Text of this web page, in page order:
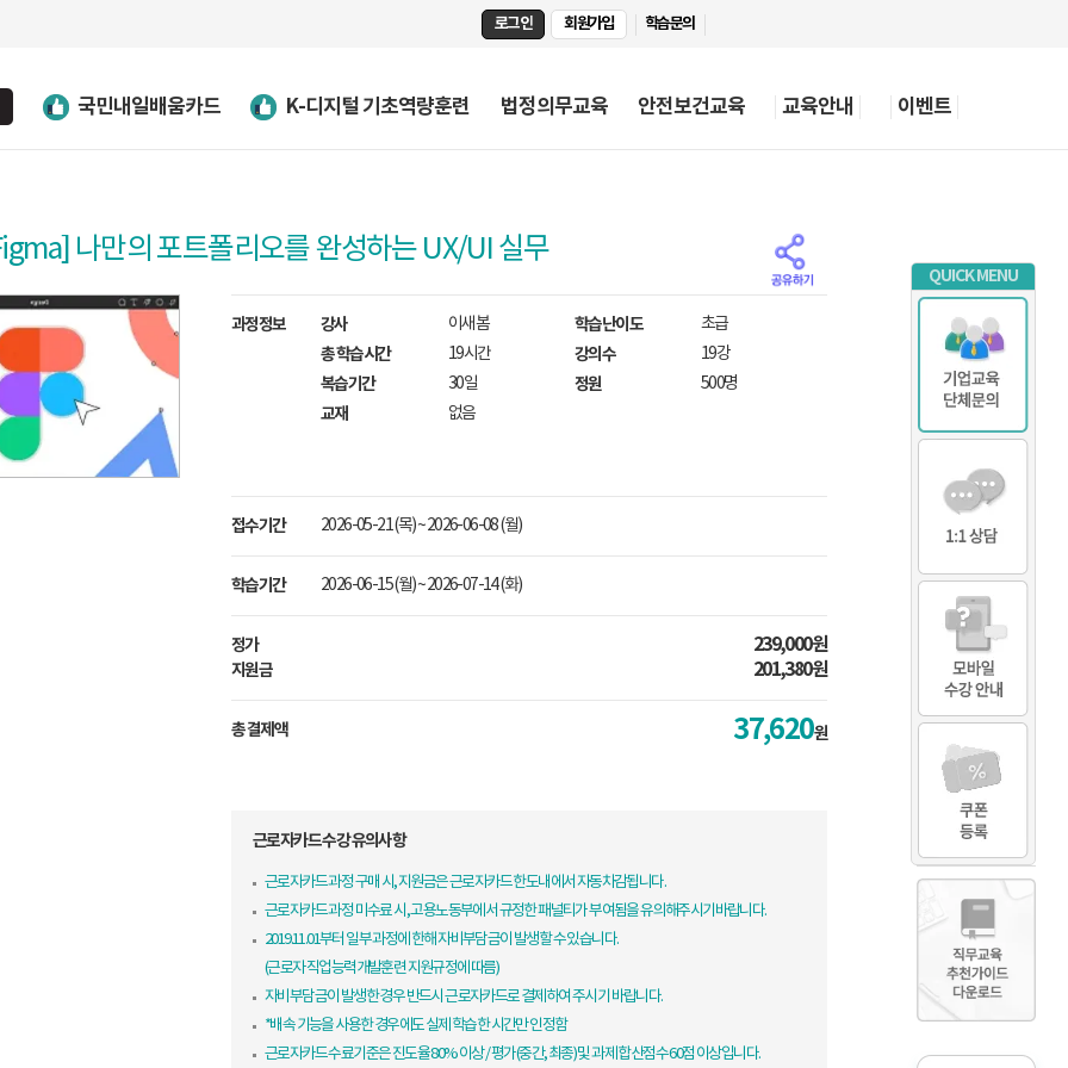
국민내일배움카드 K-디지털 기초역량훈련 법정의무교육 안전보건교육 교육안내 이벤트
로그인 회원가입 학습문의
나만의 포트폴리오를 완성하는 UX/UI 실무
과정정보 강사 이새봄 학습난이도 초급
총 학습시간 19시간 강의수 19강
복습기간 30일 정원 500명
교재 없음
접수기간 2026-05-21 (목) ~ 2026-06-08 (월)
학습기간 2026-06-15 (월) ~ 2026-07-14 (화)
정가
지원금
239,000원
201,380원
총 결제액 37,620원
근로자카드 수강 유의사항
근로자카드 과정 구매 시, 지원금은 근로자카드 한도내에서 자동차감됩니다.
근로자카드 과정 미수료 시, 고용노동부에서 규정한 패널티가 부여됨을 유의해주시기바랍니다.
2019.11.01부터 일부 과정에 한해 자비부담금이 발생할 수 있습니다.
(근로자 직업능력개발훈련 지원규정에 따름)
자비부담금이 발생한 경우 반드시 근로자카드로 결제하여 주시기 바랍니다.
*배속 기능을 사용한 경우에도 실제 학습한 시간만 인정함
근로자카드 수료기준은 진도율 80% 이상 / 평가(중간, 최종) 및 과제 합산점수 60점 이상입니다.
QUICK MENU